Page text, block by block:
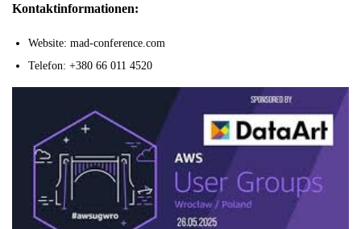
Kontaktinformationen:
Website: mad-conference.com
Telefon: +380 66 011 4520